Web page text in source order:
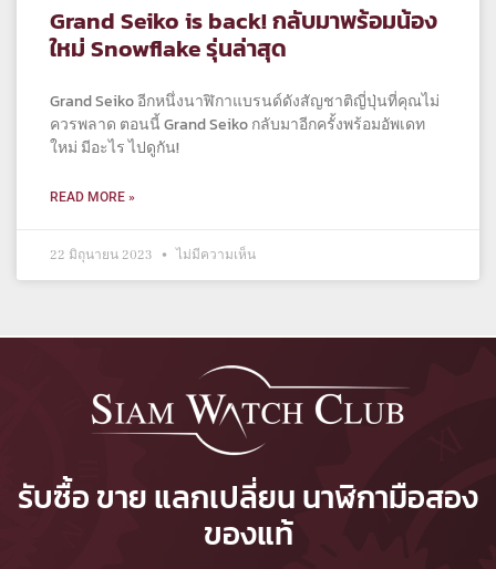
Grand Seiko is back! กลับมาพร้อมน้อง
ใหม่ Snowflake รุ่นล่าสุด
Grand Seiko อีกหนึ่งนาฬิกาแบรนด์ดังสัญชาติญี่ปุ่นที่คุณไม่
ควรพลาด ตอนนี้ Grand Seiko กลับมาอีกครั้งพร้อมอัพเดท
ใหม่ มีอะไร ไปดูกัน!
READ MORE »
22 มิถุนายน 2023 ไม่มีความเห็น
รับซื้อ ขาย แลกเปลี่ยน นาฬิกามือสอง
ของแท้